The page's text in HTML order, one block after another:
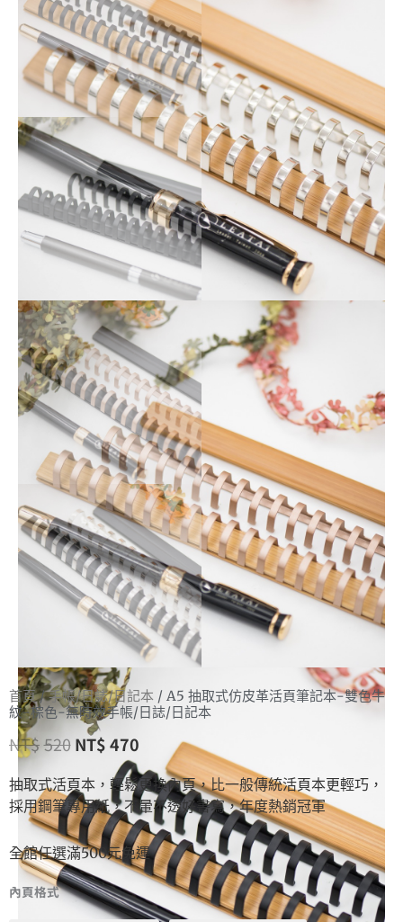
首頁/手帳/日誌/日記本 / A5 抽取式仿皮革活頁筆記本-雙色牛
紋-棕色-無時效手帳/日誌/日記本
NT$520 NT$470
抽取式活頁本，輕鬆更換內頁，比一般傳統活頁本更輕巧，
採用鋼筆專用紙，不暈不透好書寫，年度熱銷冠軍
全館任選滿500元免運
內頁格式